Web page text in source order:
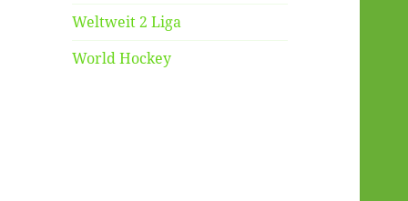
Weltweit 2 Liga
World Hockey